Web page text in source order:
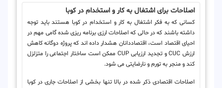
اصلاحات برای اشتغال به کار و استخدام در کوبا
کسانی که به فکر اشتغال به کار و استخدام در کوبا هستند باید توجه
داشته باشند که در حالی که اصلاحات ارزی برنامه ریزی شده گامی مهم در
احیای اقتصاد است، اقتصاددانان هشدار داده اند که پروژه دوگانه کاهش
ارزش CUC و تجدید ارزیابی CUP ممکن است ساختار اجتماعی را متزلزل
کند و منجر به تورم و نارضایتی می شود.
اصلاحات اقتصادی ذکر شده در بالا تنها بخشی از اصلاحات جاری در کوبا